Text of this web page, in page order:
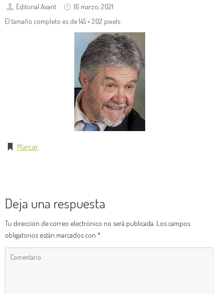
Editorial Avant
16 marzo, 2021
El tamaño completo es de145 × 202 pixels
Marcar.
Deja una respuesta
Tu dirección de correo electrónico no será publicada. Los campos
obligatorios están marcados con *